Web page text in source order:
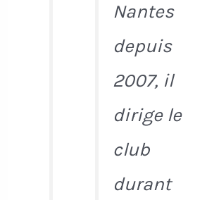
Nantes
depuis
2007, il
dirige le
club
durant